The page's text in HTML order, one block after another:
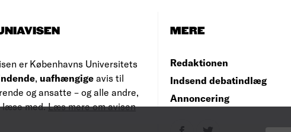
er Københavns Universitets
, uafhængige avis til
og ansatte – og alle andre,
læse med.Læs mere om avisen
MERE
Redaktionen
Indsend debatindlæg
Annoncering